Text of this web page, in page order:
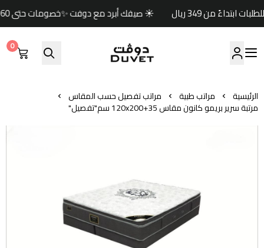
☀️ صيفك أبرد مع دوفت ✨خصومات حتى 60% 🏷️وكود خصم إضافي (صيف) 🎁🚚 شحن مجاني للطلبات ابتداءً من 349 ريال
مفارش دوفت | DUVET
0
الرئيسية مراتب طبية مراتب تفصيل حسب المقاس
مرتبة سرير بريمو كانون مقاس 120x200+35 سم"تفصيل"